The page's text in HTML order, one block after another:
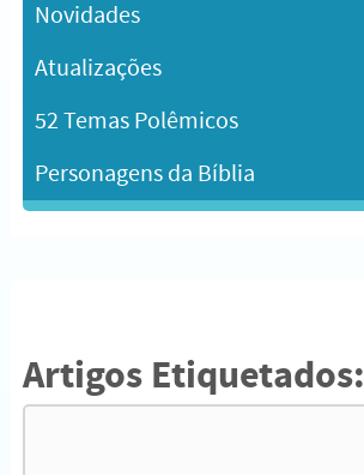
Novidades
Atualizações
52 Temas Polêmicos
Personagens da Bíblia
Artigos Etiquetados: